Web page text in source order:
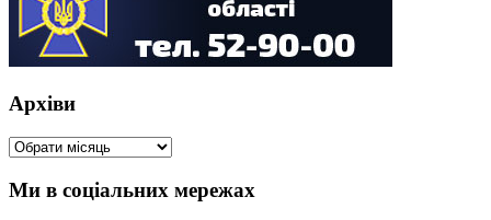
Архіви
Архіви
Ми в соціальних мережах